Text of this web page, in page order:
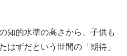
知的水準の高さから、子供も
はずだという世間の「期待」